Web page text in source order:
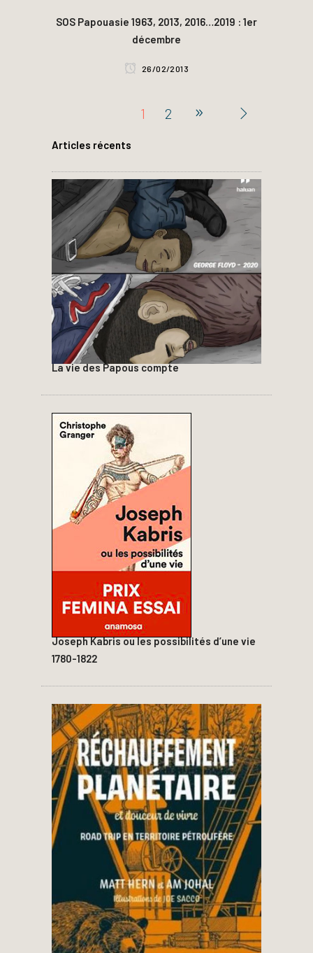
SOS Papouasie 1963, 2013, 2016…2019 : 1er
décembre
26/02/2013
1 2
Articles récents
La vie des Papous compte
Joseph Kabris ou les possibilités d’une vie
1780-1822